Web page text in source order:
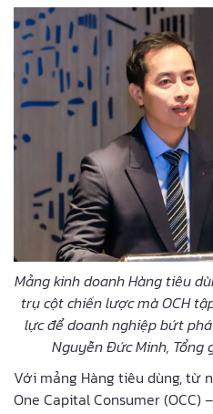
Mảng kinh doanh Hàng tiêu
trụ cột chiến lược mà OCH
lực để doanh nghiệp bứt
Nguyễn Đức Minh, Tổng
Với mảng Hàng tiêu dùng, từ
One Capital Consumer